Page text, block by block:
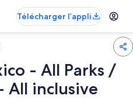
Télécharger l’appli
- All Parks /
All inclusive